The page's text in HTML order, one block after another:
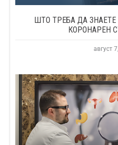
ШТО ТРЕБА ДА
КОРОНАРЕН
август